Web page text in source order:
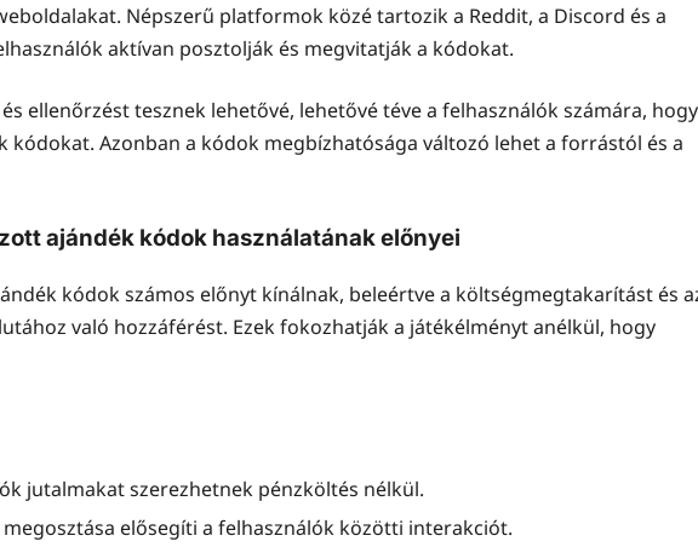
Népszerű platformok közé tartozik a Reddit, a Discord és a
aktívan posztolják és megvitatják a kódokat.
ellenőrzést tesznek lehetővé, lehetővé téve a felhasználók számára, hogy
kódokat. Azonban a kódok megbízhatósága változó lehet a forrástól és a
ajándék kódok használatának előnyei
kódok számos előnyt kínálnak, beleértve a költségmegtakarítást és
való hozzáférést. Ezek fokozhatják a játékélményt anélkül, hogy
jutalmakat szerezhetnek pénzköltés nélkül.
elősegíti a felhasználók közötti interakciót.